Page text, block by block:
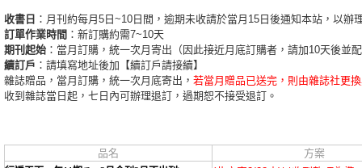
收書日 ：月刊約每月5日~10日間，逾期未收請於當月15日後通知本站，以辦
訂單作業時間 ：新訂購約需7~10天
期刊起始 ：當月訂購，統一次月寄出（因此接近月底訂購者，請加10天後並
續訂戶 ：請填寫地址後加【續訂戶請接續】
雜誌贈品，當月訂購，統一次月底寄出， 若當月贈品已送完，則由雜誌社更
收到雜誌當日起，七日內可辦理退訂，過期恕不接受退訂。
品名 方案